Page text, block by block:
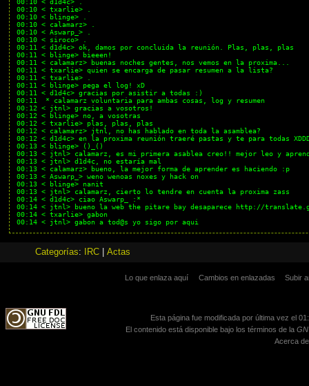
Categorías: IRC| Actas
Lo que enlaza aquí Cambios en enlazadas Subir
Esta página fue modificada por última vez el
El contenido está disponible bajo los términos de la
Acerca